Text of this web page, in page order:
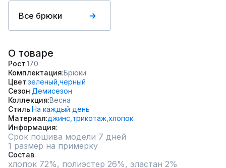
Все брюки
О товаре
Рост 170
Комплектация Брюки
Цвет зеленый, черный
Сезон Демисезон
Коллекция Весна
СтильНа каждый день
Материал джинс, трикотаж, хлопок
Информация
Срок пошива модели 7 дней
1 размер на примерку
Состав